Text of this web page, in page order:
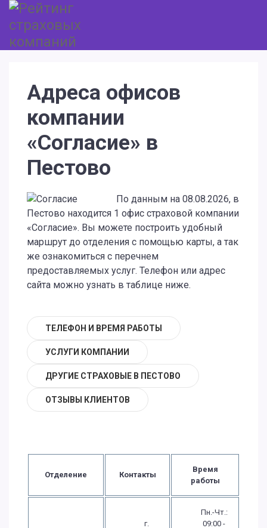
Адреса офисов
компании
«Согласие» в
Пестово
По данным на 08.08.2026, в
Пестово находится 1 офис страховой компании
«Согласие». Вы можете построить удобный
маршрут до отделения с помощью карты, а так
же ознакомиться с перечнем
предоставляемых услуг. Телефон или адрес
сайта можно узнать в таблице ниже.
ТЕЛЕФОН И ВРЕМЯ РАБОТЫ
УСЛУГИ КОМПАНИИ
ДРУГИЕ СТРАХОВЫЕ В ПЕСТОВО
ОТЗЫВЫ КЛИЕНТОВ
Отделение Контакты
Время
работы
г.
Пн.-Чт.:
09:00 -